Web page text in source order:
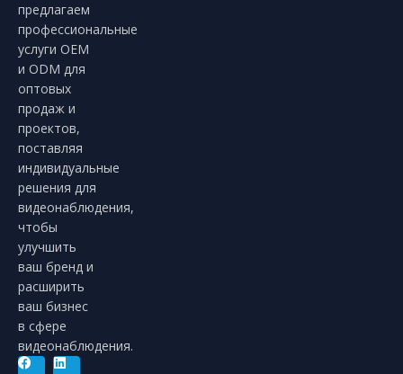
предлагаем
профессиональные
услуги OEM
и ODM для
оптовых
продаж и
проектов,
поставляя
индивидуальные
решения для
видеонаблюдения,
чтобы
улучшить
ваш бренд и
расширить
ваш бизнес
в сфере
видеонаблюдения.